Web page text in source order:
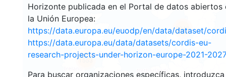
Horizonte publicada en el Portal de datos abiertos
la Unión Europea:
https://data.europa.eu/euodp/en/data/dataset/
https://data.europa.eu/data/datasets/cordis-eu-
research-projects-under-horizon-europe-2021-2027
Para buscar organizaciones específicas, introduzca
1553
2943